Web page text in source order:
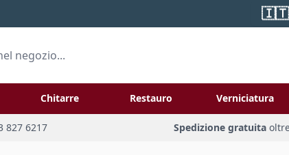
🇮🇹
for Liuteria
Chitarre Restauro
Toggle
Verniciatura
827 6217 Spedizione gratuita